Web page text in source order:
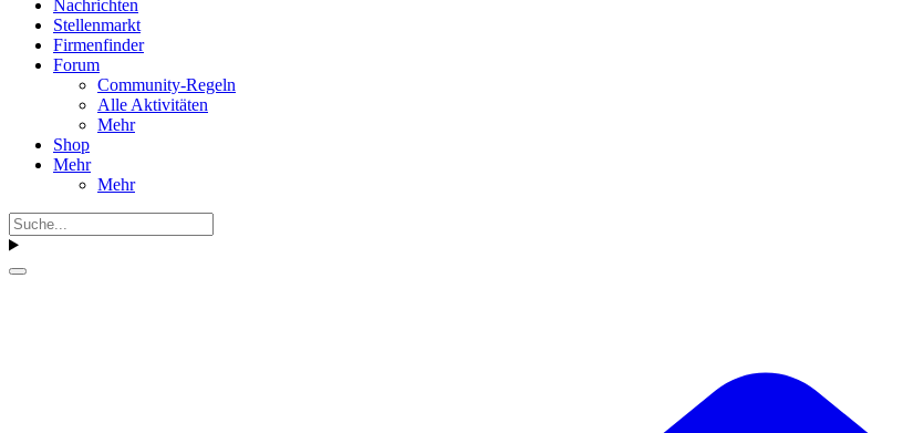
Nachrichten
Stellenmarkt
Firmenfinder
Forum
Community-Regeln
Alle Aktivitäten
Mehr
Shop
Mehr
Mehr